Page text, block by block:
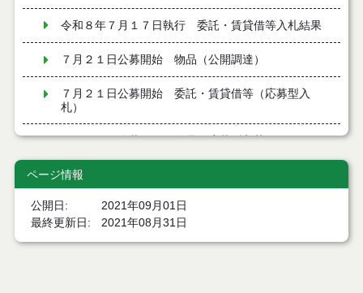
令和８年７月１７日執行 委託・賃貸借等入札結果
７月２１日公募開始 物品（公開調達）
７月２１日公募開始 委託・賃貸借等（応募型入
札）
７月２１日公募開始 物品（応募型入札）
７月２１日公告開始 建設工事（条件付一般競争入
札）（電子入札）
７月２１日公告開始 建設コンサルタント等（条件
ページ情報
公開日
2021年09月01日
最終更新日
2021年08月31日